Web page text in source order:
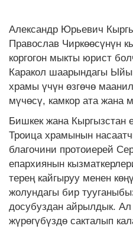
Александр Юрьевич
Православ Чиркөөсүнүн
коргогон мыкты юрист
Каракол шаарындагы
храмы үчүн өзгөчө
мүчөсү, камкор ата жана
Бишкек жана Кыргызстан
Троица храмынын
благочини протоиерей
епархиянын
терең кайгыруу менен
жолундагы бир
досубуздан айрылдык.
жүрөгүбүздө сакталып